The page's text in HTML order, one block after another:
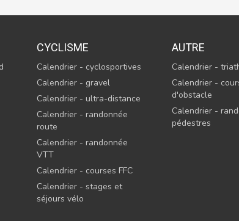
CYCLISME
Calendrier - cyclosportives
Calendrier - gravel
Calendrier - ultra-distance
Calendrier - randonnée
route
Calendrier - randonnée
VTT
Calendrier - courses FFC
Calendrier - stages et
séjours vélo
AUTRE
Calendrier -
Calendrier -
d'obstacle
Calendrier -
pédestres